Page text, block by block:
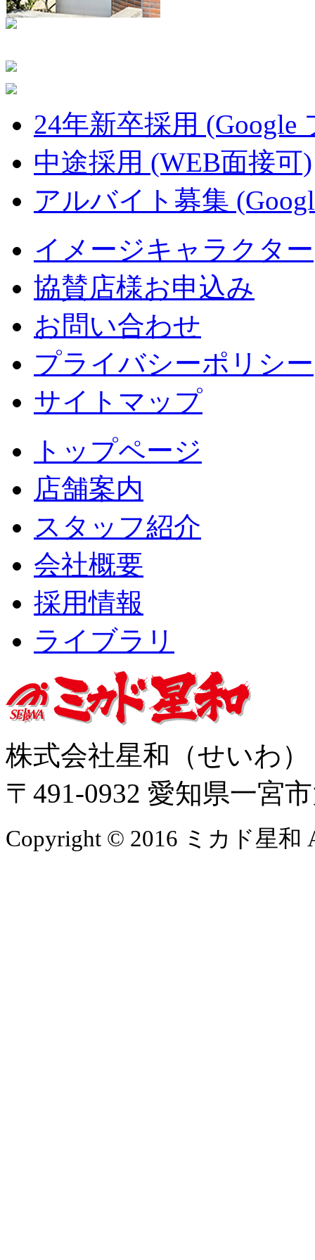
24年新卒採用 (Google
中途採用 (WEB面接可)
アルバイト募集
イメージキャラクター
協賛店様お申込み
お問い合わせ
プライバシーポリシー
サイトマップ
トップページ
店舗案内
スタッフ紹介
会社概要
採用情報
ライブラリ
株式会社星和（せいわ
〒491-0932 愛知県一宮
Copyright © 2016 ミカド星和